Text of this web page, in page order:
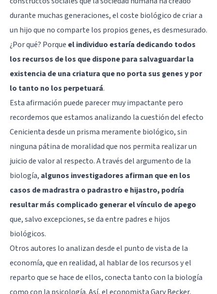
durante muchas generaciones, el coste biológico de criar a
un hijo que no comparte los propios genes, es desmesurado.
¿Por qué? Porque el individuo estaría dedicando todos
los recursos de los que dispone para salvaguardar la
existencia de una criatura que no porta sus genes y por
lo tanto no los perpetuará.
Esta afirmación puede parecer muy impactante pero
recordemos que estamos analizando la cuestión del efecto
Cenicienta desde un prisma meramente biológico, sin
ninguna pátina de moralidad que nos permita realizar un
juicio de valor al respecto. A través del argumento de la
biología, algunos investigadores afirman que en los
casos de madrastra o padrastro e hijastro, podría
resultar más complicado generar el vínculo de apego
que, salvo excepciones, se da entre padres e hijos
biológicos.
Otros autores lo analizan desde el punto de vista de la
economía, que en realidad, al hablar de los recursos y el
reparto que se hace de ellos, conecta tanto con la biología